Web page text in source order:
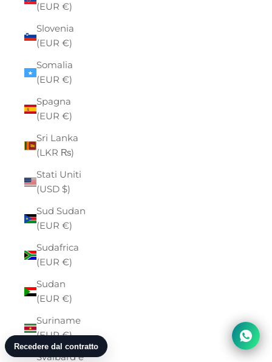
(EUR €)
Slovenia
(EUR €)
Somalia
(EUR €)
Spagna
(EUR €)
Sri Lanka
(LKR ₨)
Stati Uniti
(USD $)
Sud Sudan
(EUR €)
Sudafrica
(EUR €)
Sudan
(EUR €)
Suriname
(EUR €)
Svalbard e